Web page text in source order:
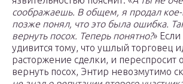
соображаешь. В общем, я продал
позже понял, что это была ошибка.
вернуть посох. Теперь понятно?»
удивится тому, что ушлый торговец
расторжение сделки, и переспросит
вернуть посох, Энтир невозмутимо